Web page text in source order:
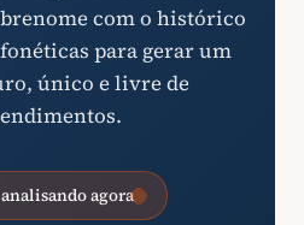
com o histórico
para gerar um
único e livre de
agora